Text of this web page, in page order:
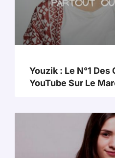
Youzik : Le N°1
YouTube Sur Le